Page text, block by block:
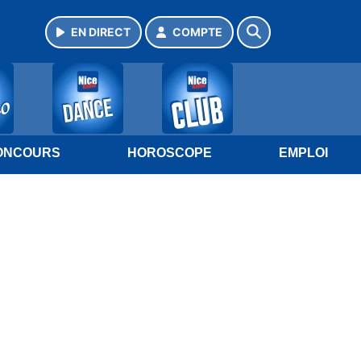
EN DIRECT COMPTE
HOROSCOPE EMPLOI